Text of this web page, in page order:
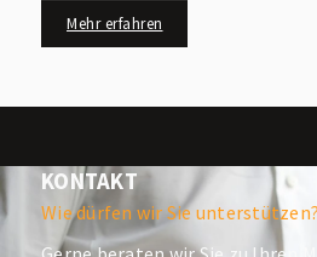
Mehr erfahren
KONTAKT
Wie dürfen wir Sie unterstützen?